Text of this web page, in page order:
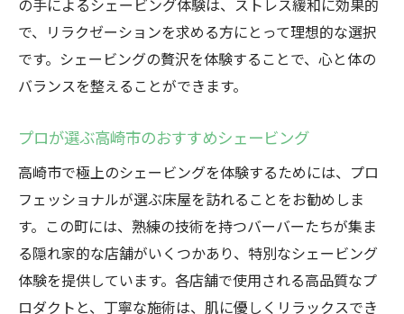
の手によるシェービング体験は、ストレス緩和に効果的
で、リラクゼーションを求める方にとって理想的な選択
です。シェービングの贅沢を体験することで、心と体の
バランスを整えることができます。
プロが選ぶ高崎市のおすすめシェービング
高崎市で極上のシェービングを体験するためには、プロ
フェッショナルが選ぶ床屋を訪れることをお勧めしま
す。この町には、熟練の技術を持つバーバーたちが集ま
る隠れ家的な店舗がいくつかあり、特別なシェービング
体験を提供しています。各店舗で使用される高品質なプ
ロダクトと、丁寧な施術は、肌に優しくリラックスでき